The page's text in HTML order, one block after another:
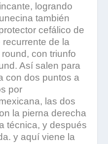
logrando
también
cefálico de
de la
con triunfo
Así salen para
con dos puntos a
por
las dos
la pierna derecha
técnica, y después
y aquí viene la